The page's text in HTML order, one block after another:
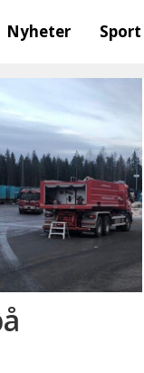
Nyheter Sport